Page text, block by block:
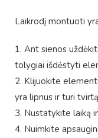
Laikrodį montuoti
1. Ant sienos
tolygiai išdėstyti
2. Klijuokite
yra lipnus ir turi
3. Nustatykite laiką
4. Nuimkite